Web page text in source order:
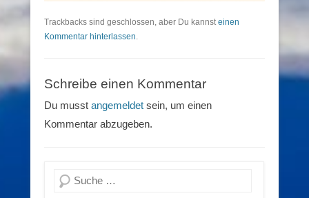
Trackbacks sind geschlossen, aber Du kannst einen
Kommentar hinterlassen
Schreibe einen Kommentar
Du musst angemeldet sein, um einen
Kommentar abzugeben.
Suchen